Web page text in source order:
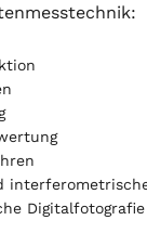
Digitalfotografie